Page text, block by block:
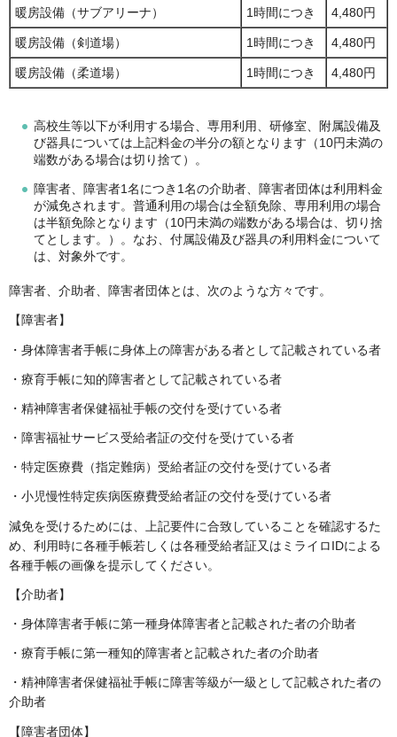
暖房設備（サブアリーナ） 1時間につき 4,480円
暖房設備（剣道場） 1時間につき 4,480円
暖房設備（柔道場） 1時間につき 4,480円
高校生等以下が利用する場合、専用利用、研修室、附属設備及
び器具については上記料金の半分の額となります（10円未満の
端数がある場合は切り捨て）。
障害者、障害者1名につき1名の介助者、障害者団体は利用料金
が減免されます。普通利用の場合は全額免除、専用利用の場合
は半額免除となります（10円未満の端数がある場合は、切り捨
てとします。）。なお、付属設備及び器具の利用料金について
は、対象外です。
障害者、介助者、障害者団体とは、次のような方々です。
【障害者】
・身体障害者手帳に身体上の障害がある者として記載されている者
・療育手帳に知的障害者として記載されている者
・精神障害者保健福祉手帳の交付を受けている者
・障害福祉サービス受給者証の交付を受けている者
・特定医療費（指定難病）受給者証の交付を受けている者
・小児慢性特定疾病医療費受給者証の交付を受けている者
減免を受けるためには、上記要件に合致していることを確認するた
め、利用時に各種手帳若しくは各種受給者証又はミライロIDによる
各種手帳の画像を提示してください。
【介助者】
・身体障害者手帳に第一種身体障害者と記載された者の介助者
・療育手帳に第一種知的障害者と記載された者の介助者
・精神障害者保健福祉手帳に障害等級が一級として記載された者の
介助者
【障害者団体】